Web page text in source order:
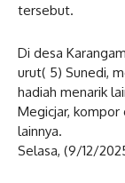
tersebut.
Di desa
urut( 5) Sunedi,
hadiah menarik
Megicjar, kompor
lainnya.
Selasa, (9/12/